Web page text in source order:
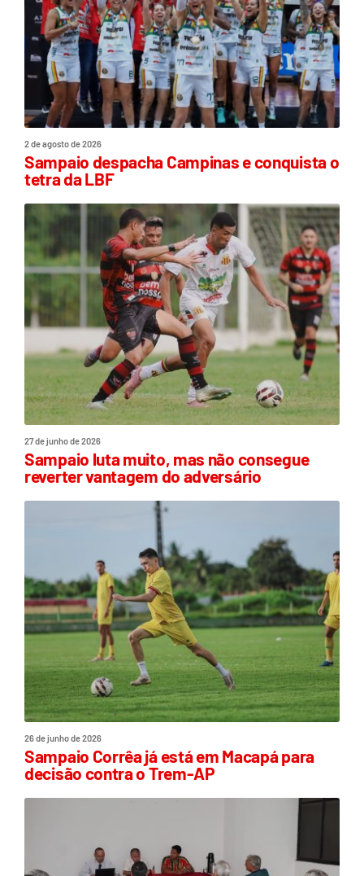
2 de agosto de 2026
Sampaio despacha Campinas e conquista o
tetra da LBF
27 de junho de 2026
Sampaio luta muito, mas não consegue
reverter vantagem do adversário
26 de junho de 2026
Sampaio Corrêa já está em Macapá para
decisão contra o Trem-AP